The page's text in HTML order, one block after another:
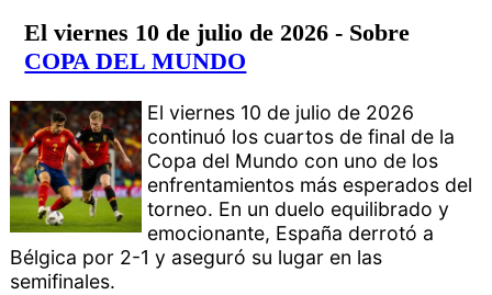
El viernes 10 de julio de 2026 - Sobre
COPA DEL MUNDO
El viernes 10 de julio de 2026
continuó los cuartos de final de la
Copa del Mundo con uno de los
enfrentamientos más esperados del
torneo. En un duelo equilibrado y
emocionante, España derrotó a
Bélgica por 2-1 y aseguró su lugar en las
semifinales.